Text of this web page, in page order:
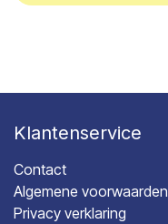
Klantenservice
Contact
Algemene voorwaarden
Privacy verklaring